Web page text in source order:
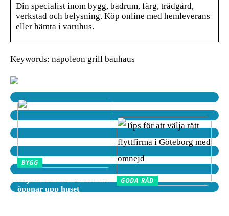
Din specialist inom bygg, badrum, färg, trädgård,
verkstad och belysning. Köp online med hemleverans
eller hämta i varuhus.
Keywords: napoleon grill bauhaus
BYGG
öppnar upp huset
GODA RÅD